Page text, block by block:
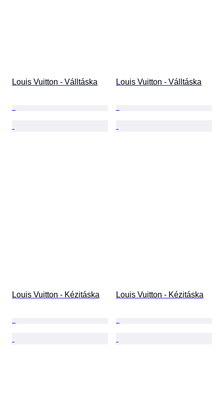
Louis Vuitton - Válltáska Louis Vuitton - Válltáska
Louis Vuitton - Kézitáska Louis Vuitton - Kézitáska